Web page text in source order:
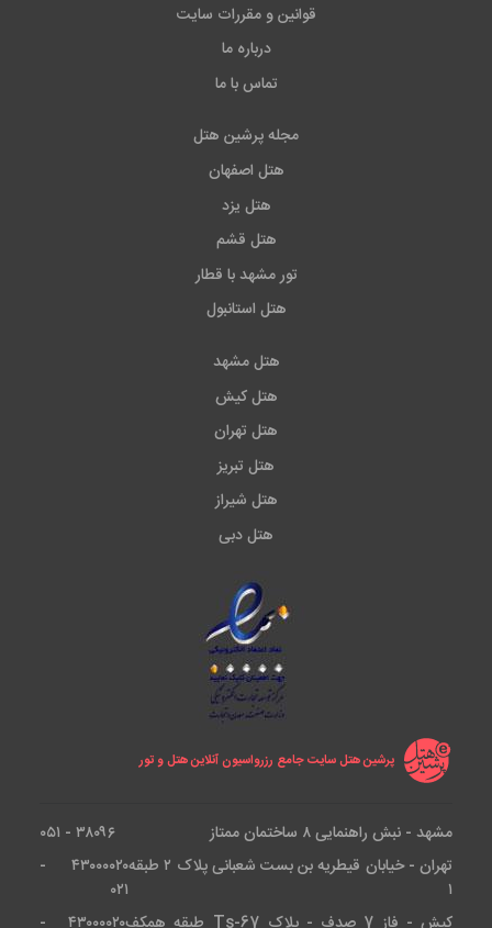
قوانین و مقررات سایت
درباره ما
تماس با ما
مجله پرشین هتل
هتل اصفهان
هتل یزد
هتل قشم
تور مشهد با قطار
هتل استانبول
هتل مشهد
هتل کیش
هتل تهران
هتل تبریز
هتل شیراز
هتل دبی
پرشین هتل سایت جامع رزرواسیون آنلاین هتل و تور
مشهد - نبش راهنمایی ۸ ساختمان ممتاز
۳۸۰۹۶ - ۰۵۱
تهران - خیابان قیطریه بن بست شعبانی پلاک ۲ طبقه
۱
۴۳۰۰۰۰۲۰ -
۰۲۱